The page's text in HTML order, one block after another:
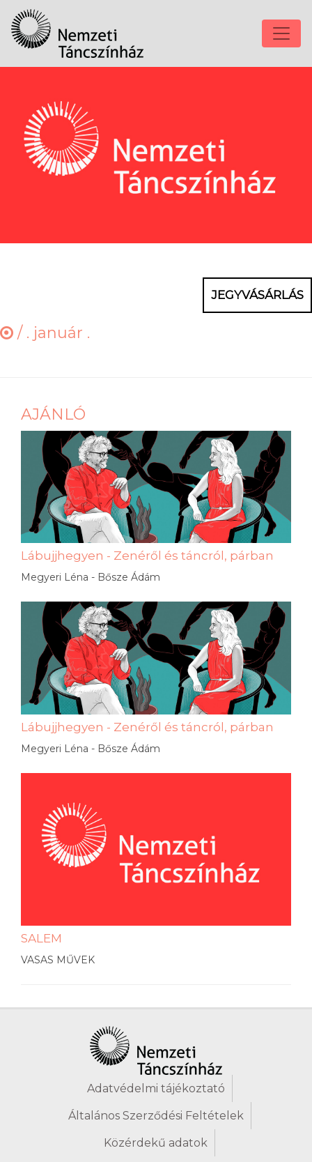
JEGYVÁSÁRLÁS
/ . január .
AJÁNLÓ
Lábujjhegyen - Zenéről és táncról, párban
Megyeri Léna - Bősze Ádám
Lábujjhegyen - Zenéről és táncról, párban
Megyeri Léna - Bősze Ádám
SALEM
VASAS MŰVEK
Adatvédelmi tájékoztató
Általános Szerződési Feltételek
Közérdekű adatok